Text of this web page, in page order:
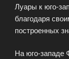
Луары к юго-
благодаря
построенных
На юго-западе